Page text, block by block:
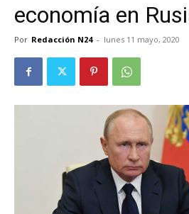
economía en
Por Redacción N24 - lunes 11 mayo, 2020